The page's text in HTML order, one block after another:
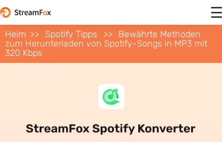
Heim Spotify Tipps
Bewährte Methoden
zum Herunterladen von Spotify-Songs in MP3 mit
320 Kbps